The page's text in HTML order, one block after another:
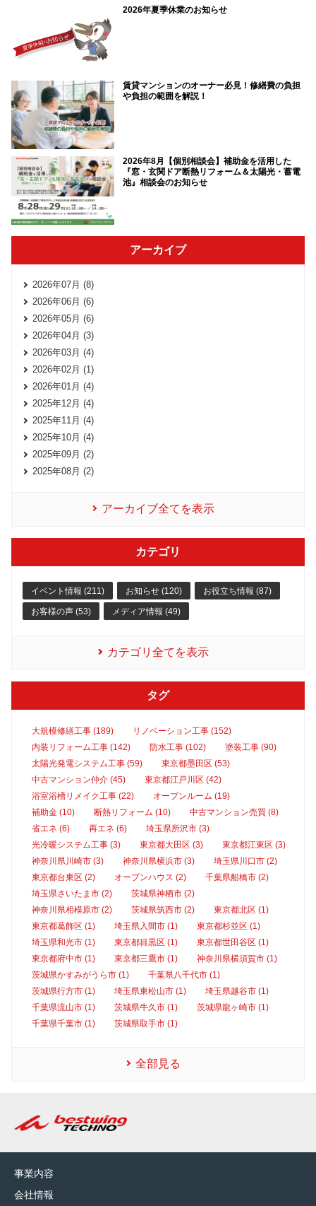
2026年夏季休業のお知らせ
賃貸マンションのオーナー必見！修繕費の負担
や負担の範囲を解説！
2026年8月【個別相談会】補助金を活用した
『窓・玄関ドア断熱リフォーム＆太陽光・蓄電
池』相談会のお知らせ
アーカイブ
2026年07月 (8)
2026年06月 (6)
2026年05月 (6)
2026年04月 (3)
2026年03月 (4)
2026年02月 (1)
2026年01月 (4)
2025年12月 (4)
2025年11月 (4)
2025年10月 (4)
2025年09月 (2)
2025年08月 (2)
アーカイブ全てを表示
カテゴリ
イベント情報 (211) お知らせ (120) お役立ち情報 (87)
お客様の声 (53) メディア情報 (49)
カテゴリ全てを表示
タグ
大規模修繕工事 (189)
リノベーション工事 (152)
内装リフォーム工事 (142)
防水工事 (102)
塗装工事 (90)
太陽光発電システム工事 (59)
東京都墨田区 (53)
中古マンション仲介 (45)
東京都江戸川区 (42)
浴室浴槽リメイク工事 (22)
オープンルーム (19)
補助金 (10)
断熱リフォーム (10)
中古マンション売買 (8)
省エネ (6)
再エネ (6)
埼玉県所沢市 (3)
光冷暖システム工事 (3)
東京都大田区 (3)
東京都江東区 (3)
神奈川県川崎市 (3)
神奈川県横浜市 (3)
埼玉県川口市 (2)
東京都台東区 (2)
オープンハウス (2)
千葉県船橋市 (2)
埼玉県さいたま市 (2)
茨城県神栖市 (2)
神奈川県相模原市 (2)
茨城県筑西市 (2)
東京都北区 (1)
東京都葛飾区 (1)
埼玉県入間市 (1)
東京都杉並区 (1)
埼玉県和光市 (1)
東京都目黒区 (1)
東京都世田谷区 (1)
東京都府中市 (1)
東京都三鷹市 (1)
神奈川県横須賀市 (1)
茨城県かすみがうら市 (1)
千葉県八千代市 (1)
茨城県行方市 (1)
埼玉県東松山市 (1)
埼玉県越谷市 (1)
千葉県流山市 (1)
茨城県牛久市 (1)
茨城県龍ヶ崎市 (1)
千葉県千葉市 (1)
茨城県取手市 (1)
全部見る
事業内容
会社情報